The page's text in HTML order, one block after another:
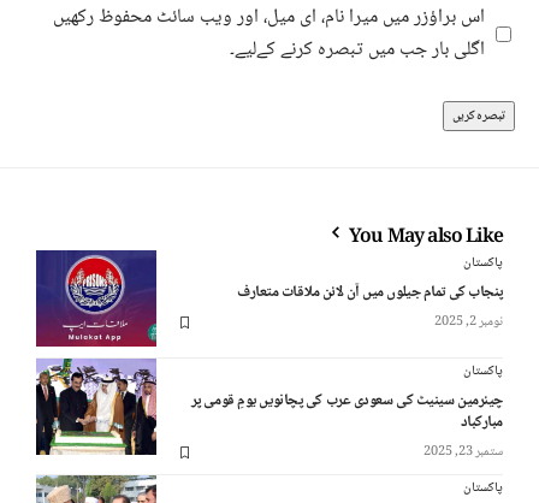
اس براؤزر میں میرا نام، ای میل، اور ویب سائٹ محفوظ رکھیں
اگلی بار جب میں تبصرہ کرنے کےلیے۔
You May also Like
پاکستان
پنجاب کی تمام جیلوں میں آن لائن ملاقات متعارف
نومبر 2, 2025
پاکستان
چیئرمین سینیٹ کی سعودی عرب کی پچانویں یومِ قومی پر
مبارکباد
ستمبر 23, 2025
پاکستان